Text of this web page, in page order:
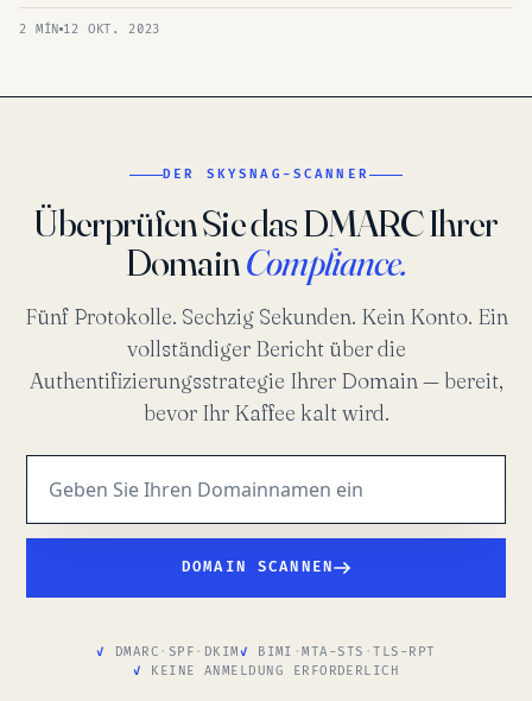
2 MÍN 12 OKT. 2023
DER SKYSNAG-SCANNER
Überprüfen Sie das DMARC Ihrer
DomainCompliance.
Fünf Protokolle. Sechzig Sekunden. Kein Konto. Ein
vollständiger Bericht über die
Authentifizierungsstrategie Ihrer Domain — bereit,
bevor Ihr Kaffee kalt wird.
DOMAIN SCANNEN
DMARC · SPF · DKIM BIMI ·MTA-STS ·TLS-RPT
KEINE ANMELDUNG ERFORDERLICH